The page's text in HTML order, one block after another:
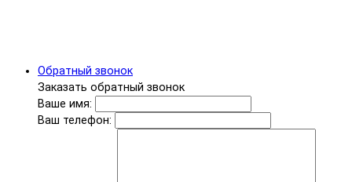
Обратный звонок
Заказать обратный звонок
Ваше имя:
Ваш телефон: